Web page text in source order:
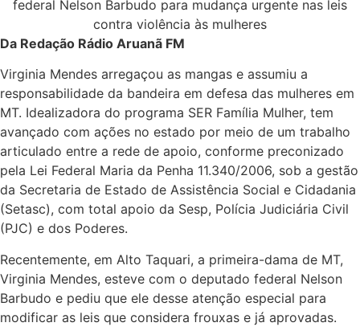
Da Redação Rádio Aruanã FM
Virginia Mendes arregaçou as mangas e assumiu a
responsabilidade da bandeira em defesa das mulheres em
MT. Idealizadora do programa SER Família Mulher, tem
avançado com ações no estado por meio de um trabalho
articulado entre a rede de apoio, conforme preconizado
pela Lei Federal Maria da Penha 11.340/2006, sob a gestão
da Secretaria de Estado de Assistência Social e Cidadania
(Setasc), com total apoio da Sesp, Polícia Judiciária Civil
(PJC) e dos Poderes.
Recentemente, em Alto Taquari, a primeira-dama de MT,
Virginia Mendes, esteve com o deputado federal Nelson
Barbudo e pediu que ele desse atenção especial para
modificar as leis que considera frouxas e já aprovadas.